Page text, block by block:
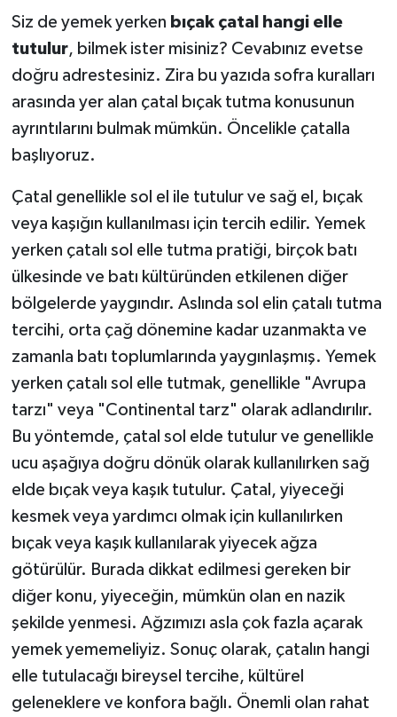
Siz de yemek yerken bıçak çatal hangi elle
tutulur, bilmek ister misiniz? Cevabınız evetse
doğru adrestesiniz. Zira bu yazıda sofra kuralları
arasında yer alan çatal bıçak tutma konusunun
ayrıntılarını bulmak mümkün. Öncelikle çatalla
başlıyoruz.
Çatal genellikle sol el ile tutulur ve sağ el, bıçak
veya kaşığın kullanılması için tercih edilir. Yemek
yerken çatalı sol elle tutma pratiği, birçok batı
ülkesinde ve batı kültüründen etkilenen diğer
bölgelerde yaygındır. Aslında sol elin çatalı tutma
tercihi, orta çağ dönemine kadar uzanmakta ve
zamanla batı toplumlarında yaygınlaşmış. Yemek
yerken çatalı sol elle tutmak, genellikle "Avrupa
tarzı" veya "Continental tarz" olarak adlandırılır.
Bu yöntemde, çatal sol elde tutulur ve genellikle
ucu aşağıya doğru dönük olarak kullanılırken sağ
elde bıçak veya kaşık tutulur. Çatal, yiyeceği
kesmek veya yardımcı olmak için kullanılırken
bıçak veya kaşık kullanılarak yiyecek ağza
götürülür. Burada dikkat edilmesi gereken bir
diğer konu, yiyeceğin, mümkün olan en nazik
şekilde yenmesi. Ağzımızı asla çok fazla açarak
yemek yememeliyiz. Sonuç olarak, çatalın hangi
elle tutulacağı bireysel tercihe, kültürel
geleneklere ve konfora bağlı. Önemli olan rahat